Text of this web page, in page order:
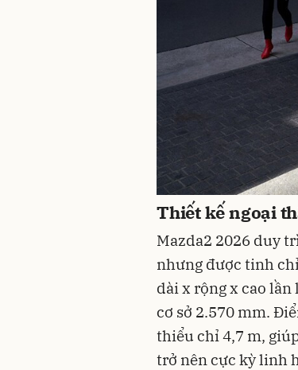
Thiết kế ngoại
Mazda2 2026 duy
nhưng được tinh
dài x rộng x cao
cơ sở 2.570 mm.
thiểu chỉ 4,7 m,
trở nên cực kỳ linh